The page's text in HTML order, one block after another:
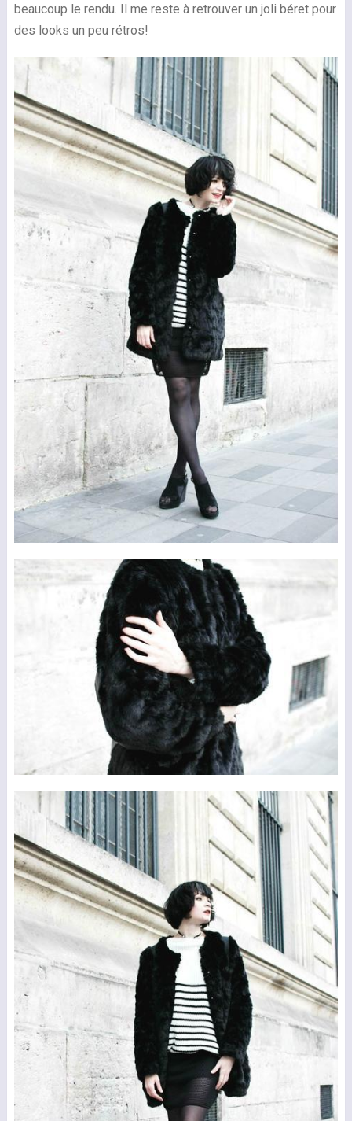
beaucoup le rendu. Il me reste à retrouver un joli béret pour
des looks un peu rétros!